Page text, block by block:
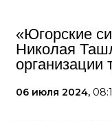
«Югорские
Николая
организации
06 июля 2024,